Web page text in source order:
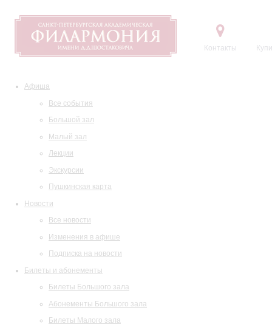
Контакты
Афиша
Все события
Большой зал
Малый зал
Лекции
Экскурсии
Пушкинская карта
Новости
Все новости
Изменения в афише
Подписка на новости
Билеты и абонементы
Билеты Большого зала
Абонементы Большого зала
Билеты Малого зала